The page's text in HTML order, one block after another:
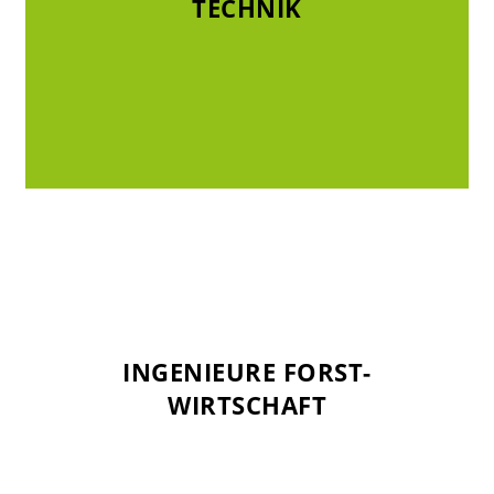
TECHNIK
TECHNIK
INGENIEURE FORST-
WIRTSCHAFT
INGENIEURE FORST-
WIRTSCHAFT